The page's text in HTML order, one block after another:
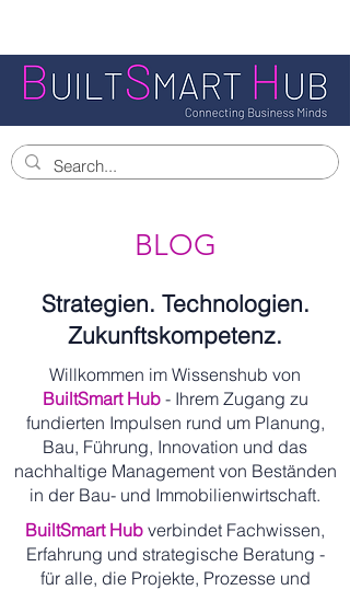
BLOG
Strategien. Technologien.
Zukunftskompetenz.
Willkommen im Wissenshub von
BuiltSmart Hub- Ihrem Zugang zu
fundierten Impulsen rund um Planung,
Bau, Führung, Innovation und das
nachhaltige Management von Beständen
in der Bau- und Immobilienwirtschaft.
BuiltSmart Hub verbindet Fachwissen,
Erfahrung und strategische Beratung -
für alle, die Projekte, Prozesse und